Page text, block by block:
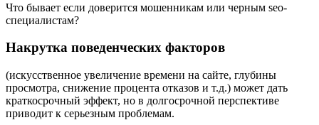
Что бывает если доверится мошенникам или черным seo-
специалистам?
Накрутка поведенческих факторов
(искусственное увеличение времени на сайте, глубины
просмотра, снижение процента отказов и т.д.) может дать
краткосрочный эффект, но в долгосрочной перспективе
приводит к серьезным проблемам.